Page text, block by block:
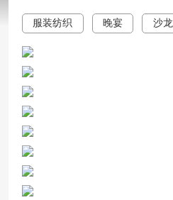
服装纺织 晚宴 沙龙